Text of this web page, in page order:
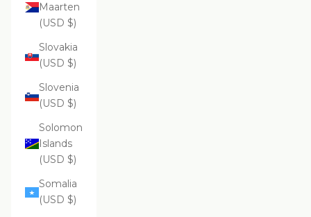
Maarten
(USD $)
Slovakia
(USD $)
Slovenia
(USD $)
Solomon
Islands
(USD $)
Somalia
(USD $)